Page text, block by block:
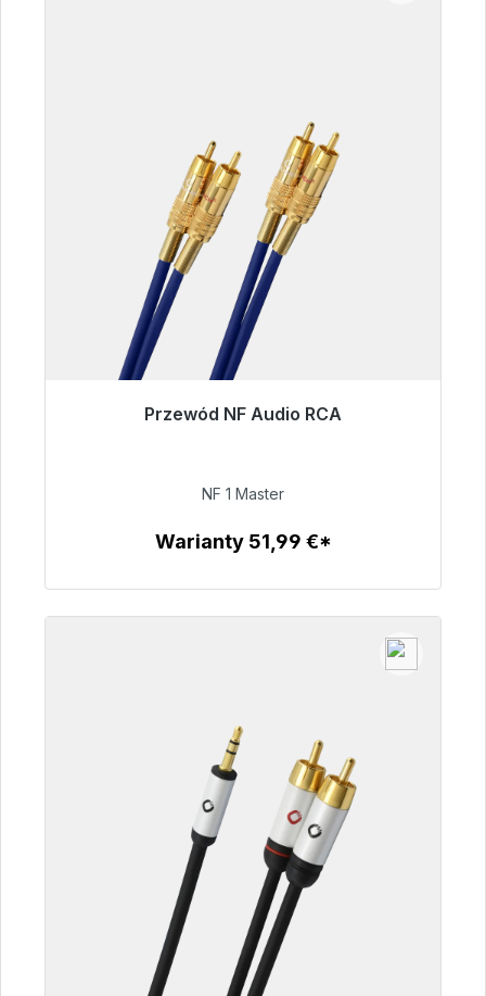
Przewód NF Audio RCA
Gotowy do natychmiastowej wysyłki, czas
99,00 €
NF 1 Master
Warianty 51,99 €*